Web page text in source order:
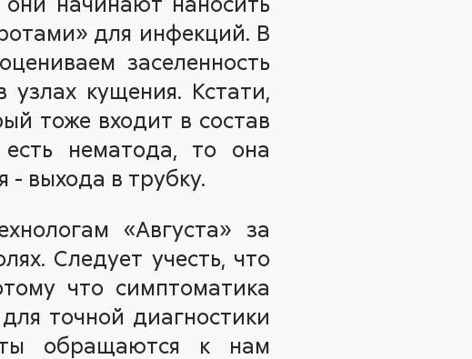
для инфекций. В
заселенность
кущения. Кстати,
тоже входит в состав
нематода, то она
- выхода в трубку.
«Августа» за
Следует учесть, что
что симптоматика
точной диагностики
обращаются к нам